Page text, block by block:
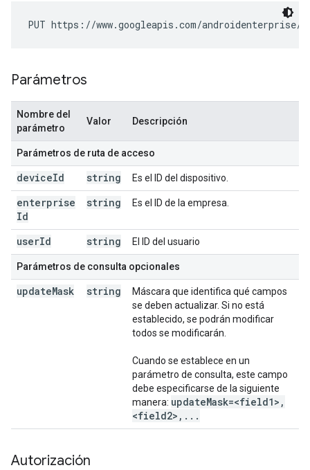
PUT https://www.googleapis.com/androidenterprise/
Parámetros
Nombre del
parámetro
Valor Descripción
Parámetros de ruta de acceso
deviceId string Es el ID del dispositivo.
enterprise
Id
string Es el ID de la empresa.
userId string El ID del usuario
Parámetros de consulta opcionales
updateMask string
Máscara que identifica qué campos
se deben actualizar. Si no está
establecido, se podrán modificar
todos se modificarán.
Cuando se establece en un
parámetro de consulta, este campo
debe especificarse de la siguiente
manera: updateMask=<field1> ,
<field2> , . . .
Autorización